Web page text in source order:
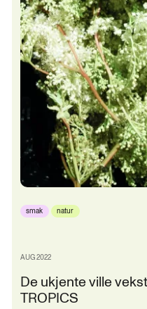
smak natur
AUG 2022
De ukjente ville
TROPICS